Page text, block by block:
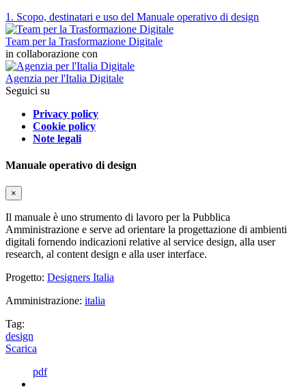
1. Scopo, destinatari e uso del Manuale operativo di design
Team per la Trasformazione Digitale
in collaborazione con
Agenzia per l'Italia Digitale
Seguici su
Privacy policy
Cookie policy
Note legali
Manuale operativo di design
×
Il manuale è uno strumento di lavoro per la Pubblica
Amministrazione e serve ad orientare la progettazione di ambienti
digitali fornendo indicazioni relative al service design, alla user
research, al content design e alla user interface.
Progetto: Designers Italia
Amministrazione: italia
Tag:
design
Scarica
pdf